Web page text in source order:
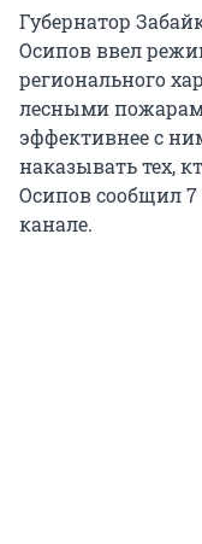
Губернатор
Осипов ввел
регионального
лесными
эффективнее с
наказывать тех,
Осипов сообщил 7
канале.